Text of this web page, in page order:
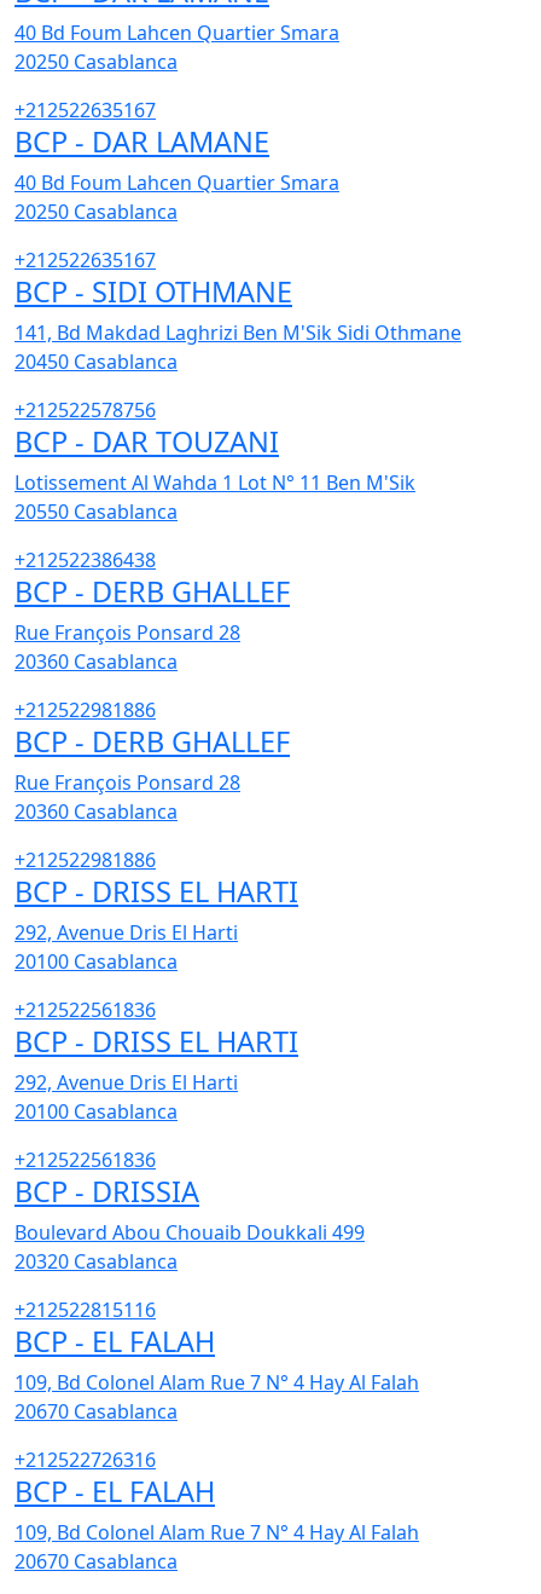
40 Bd Foum Lahcen Quartier Smara
20250 Casablanca
+212522635167
BCP - DAR LAMANE
40 Bd Foum Lahcen Quartier Smara
20250 Casablanca
+212522635167
BCP - SIDI OTHMANE
141, Bd Makdad Laghrizi Ben M'Sik Sidi Othmane
20450 Casablanca
+212522578756
BCP - DAR TOUZANI
Lotissement Al Wahda 1 Lot N° 11 Ben M'Sik
20550 Casablanca
+212522386438
BCP - DERB GHALLEF
Rue François Ponsard 28
20360 Casablanca
+212522981886
BCP - DERB GHALLEF
Rue François Ponsard 28
20360 Casablanca
+212522981886
BCP - DRISS EL HARTI
292, Avenue Dris El Harti
20100 Casablanca
+212522561836
BCP - DRISS EL HARTI
292, Avenue Dris El Harti
20100 Casablanca
+212522561836
BCP - DRISSIA
Boulevard Abou Chouaib Doukkali 499
20320 Casablanca
+212522815116
BCP - EL FALAH
109, Bd Colonel Alam Rue 7 N° 4 Hay Al Falah
20670 Casablanca
+212522726316
BCP - EL FALAH
109, Bd Colonel Alam Rue 7 N° 4 Hay Al Falah
20670 Casablanca